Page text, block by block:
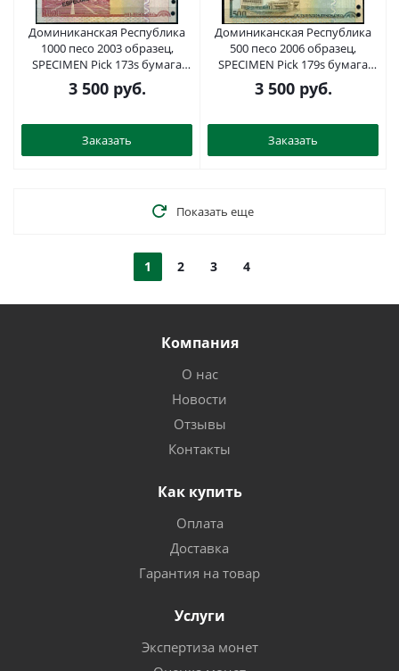
Доминиканская Республика
1000 песо 2003 образец,
SPECIMEN Pick 173s бумага
UNC (пресс) 451-471-1
3 500руб.
Заказать
Доминиканская Республика
500 песо 2006 образец,
SPECIMEN Pick 179s бумага
UNC (пресс) 2197-40-3-1
3 500руб.
Заказать
Показать еще
1 2 3 4
Компания
О нас
Новости
Отзывы
Контакты
Как купить
Оплата
Доставка
Гарантия на товар
Услуги
Экспертиза монет